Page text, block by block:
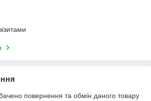
повернення та обмін даного товару